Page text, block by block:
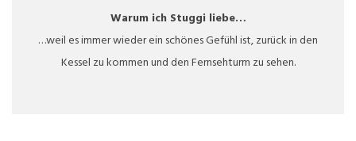
Warum ich Stuggi liebe…
…weil es immer wieder ein schönes Gefühl ist, zurück in den
Kessel zu kommen und den Fernsehturm zu sehen.